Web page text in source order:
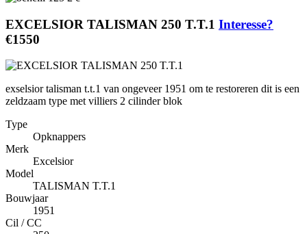
EXCELSIOR TALISMAN 250 T.T.1 Interesse?
€1550
exselsior talisman t.t.1 van ongeveer 1951 om te restoreren dit is een
zeldzaam type met villiers 2 cilinder blok
Type
Opknappers
Merk
Excelsior
Model
TALISMAN T.T.1
Bouwjaar
1951
Cil / CC